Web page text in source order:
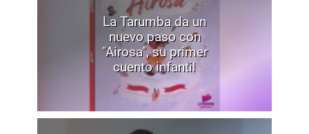
La Tarumba da un
nuevo paso con
"Airosa", su primer
cuento infantil